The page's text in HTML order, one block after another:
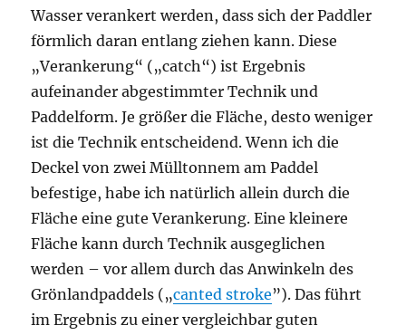
Wasser verankert werden, dass sich der Paddler
förmlich daran entlang ziehen kann. Diese
„Verankerung“ („catch“) ist Ergebnis
aufeinander abgestimmter Technik und
Paddelform. Je größer die Fläche, desto weniger
ist die Technik entscheidend. Wenn ich die
Deckel von zwei Mülltonnem am Paddel
befestige, habe ich natürlich allein durch die
Fläche eine gute Verankerung. Eine kleinere
Fläche kann durch Technik ausgeglichen
werden – vor allem durch das Anwinkeln des
Grönlandpaddels („canted stroke”). Das führt
im Ergebnis zu einer vergleichbar guten